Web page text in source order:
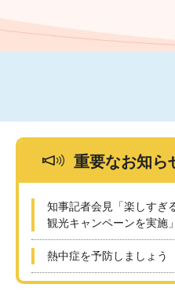
文
重要なお知ら
知事記者会見「楽しすぎ
観光キャンペーンを実施
熱中症を予防しましょう